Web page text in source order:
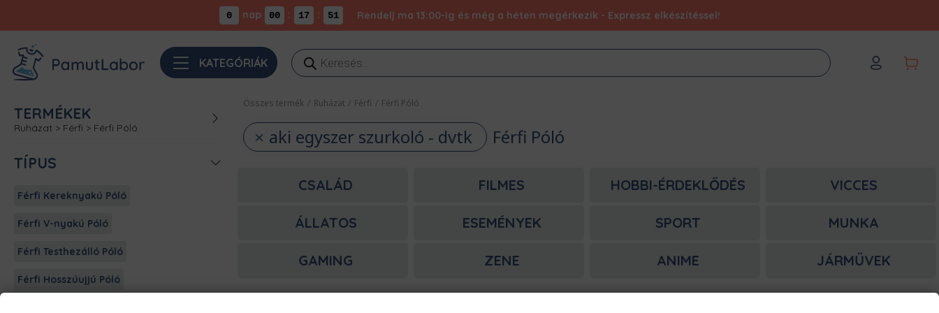
0 nap 00 : 17 : 51 Rendelj ma 13:00-ig és még a héten megérkezik - Expressz elkészítéssel!
KATEGÓRIÁK
Products
search
TERMÉKEK
Ruházat > Férfi > Férfi Póló
TÍPUS
Férfi Kereknyakú Póló
Férfi V-nyakú Póló
Férfi Testhezálló Póló
Férfi Hosszúujjú Póló
Összes termék / Ruházat / Férfi / Férfi Póló
aki egyszer szurkoló - dvtk Férfi Póló
CSALÁD FILMES HOBBI-ÉRDEKLŐDÉS VICCES
ÁLLATOS ESEMÉNYEK SPORT MUNKA
GAMING ZENE ANIME JÁRMŰVEK